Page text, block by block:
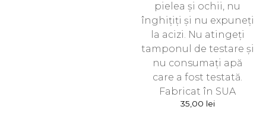
pielea și ochii, nu
înghițiți și nu expuneți
la acizi. Nu atingeți
tamponul de testare și
nu consumați apă
care a fost testată.
Fabricat în SUA
35,00 lei